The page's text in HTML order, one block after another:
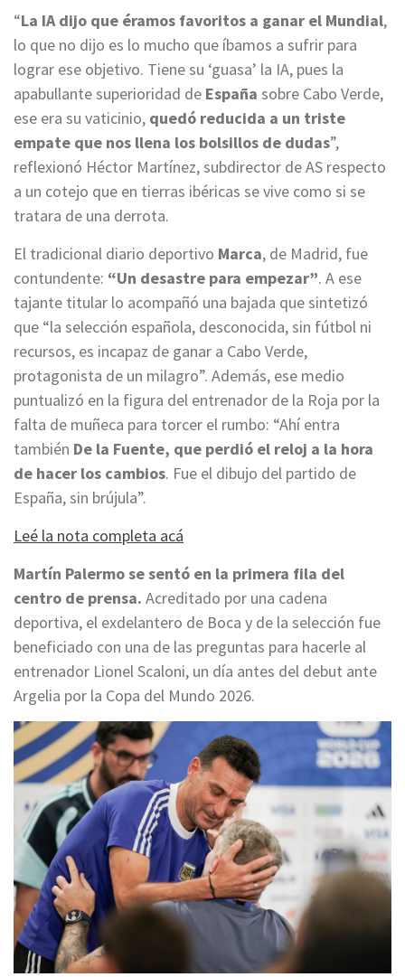
“La IA dijo que éramos favoritos a ganar el Mundial,
lo que no dijo es lo mucho que íbamos a sufrir para
lograr ese objetivo. Tiene su ‘guasa’ la IA, pues la
apabullante superioridad de España sobre Cabo Verde,
ese era su vaticinio, quedó reducida a un triste
empate que nos llena los bolsillos de dudas”,
reflexionó Héctor Martínez, subdirector de AS respecto
a un cotejo que en tierras ibéricas se vive como si se
tratara de una derrota.
El tradicional diario deportivo Marca, de Madrid, fue
contundente: “Un desastre para empezar”. A ese
tajante titular lo acompañó una bajada que sintetizó
que “la selección española, desconocida, sin fútbol ni
recursos, es incapaz de ganar a Cabo Verde,
protagonista de un milagro”. Además, ese medio
puntualizó en la figura del entrenador de la Roja por la
falta de muñeca para torcer el rumbo: “Ahí entra
también De la Fuente, que perdió el reloj a la hora
de hacer los cambios. Fue el dibujo del partido de
España, sin brújula”.
Leé la nota completa acá
Martín Palermo se sentó en la primera fila del
centro de prensa. Acreditado por una cadena
deportiva, el exdelantero de Boca y de la selección fue
beneficiado con una de las preguntas para hacerle al
entrenador Lionel Scaloni, un día antes del debut ante
Argelia por la Copa del Mundo 2026.